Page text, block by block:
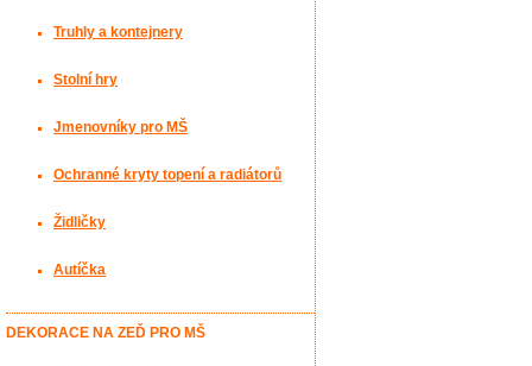
Truhly a kontejnery
Stolní hry
Jmenovníky pro MŠ
Ochranné kryty topení a radiátorů
Židličky
Autíčka
DEKORACE NA ZEĎ PRO MŠ